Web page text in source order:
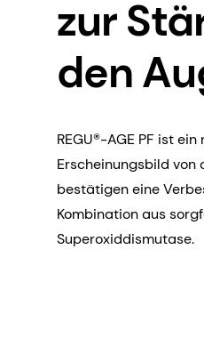
zur
den
REGU®-AGE PF ist
Erscheinungsbild von
bestätigen eine
Kombination aus
Superoxiddismutase.